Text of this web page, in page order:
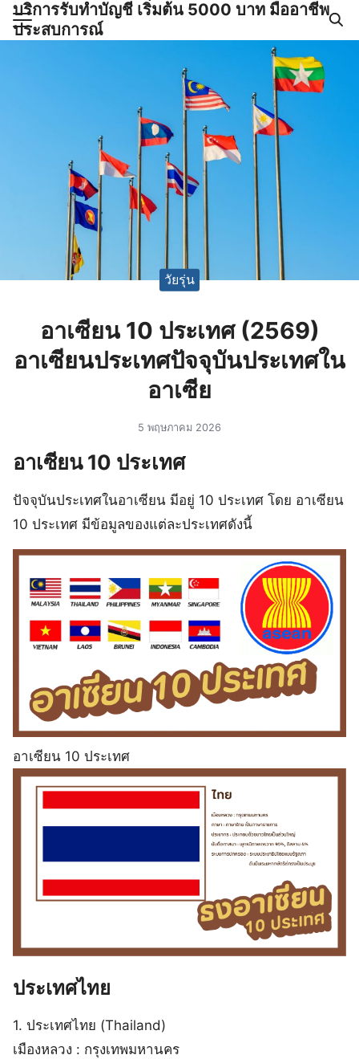
Skipบริการรับทำบัญชี เริ่มต้น 5000 บาท มืออาชีพ
ประสบการณ์
วัยรุ่น
อาเซียน 10 ประเทศ (2569)
อาเซียนประเทศปัจจุบันประเทศใน
อาเซีย
5 พฤษภาคม 2026
อาเซียน 10 ประเทศ
ปัจจุบันประเทศในอาเซียน มีอยู่ 10 ประเทศ โดย อาเซียน
10 ประเทศ มีข้อมูลของแต่ละประเทศดังนี้
อาเซียน 10 ประเทศ
ประเทศไทย
1. ประเทศไทย (Thailand)
เมืองหลวง : กรุงเทพมหานคร